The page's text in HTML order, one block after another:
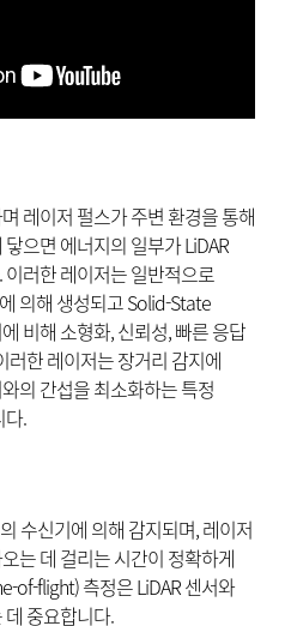
레이저 펄스가 주변 환경을 통해
으면 에너지의 일부가 LiDAR
러한 레이저는 일반적으로
의해 생성되고 Solid-State
비해 소형화, 신뢰성, 빠른 응답
러한 레이저는 장거리 감지에
의 간섭을 최소화하는 특정
다.
수신기에 의해 감지되며, 레이저
는 데 걸리는 시간이 정확하게
of-flight) 측정은 LiDAR 센서와
중요합니다.